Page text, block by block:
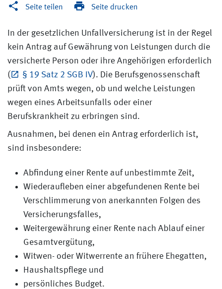
Seite teilen Seite drucken
In der gesetzlichen Unfallversicherung ist in der Regel
kein Antrag auf Gewährung von Leistungen durch die
versicherte Person oder ihre Angehörigen erforderlich
(
§ 19 Satz 2 SGB IV). Die Berufsgenossenschaft
prüft von Amts wegen, ob und welche Leistungen
wegen eines Arbeitsunfalls oder einer
Berufskrankheit zu erbringen sind.
Ausnahmen, bei denen ein Antrag erforderlich ist,
sind insbesondere:
Abfindung einer Rente auf unbestimmte Zeit,
Wiederaufleben einer abgefundenen Rente bei
Verschlimmerung von anerkannten Folgen des
Versicherungsfalles,
Weitergewährung einer Rente nach Ablauf einer
Gesamtvergütung,
Witwen- oder Witwerrente an frühere Ehegatten,
Haushaltspflege und
persönliches Budget.